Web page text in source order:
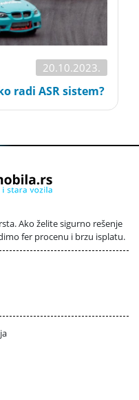
20.10.2023.
radi ASR sistem?
Ako želite sigurno rešenje
fer procenu i brzu isplatu.